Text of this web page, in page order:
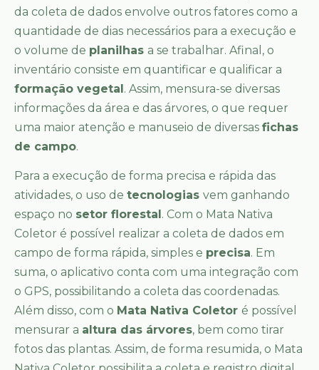
da coleta de dados envolve outros fatores como a
quantidade de dias necessários para a execução e
o volume de planilhas a se trabalhar. Afinal, o
inventário consiste em quantificar e qualificar a
formação vegetal. Assim, mensura-se diversas
informações da área e das árvores, o que requer
uma maior atenção e manuseio de diversas fichas
de campo.
Para a execução de forma precisa e rápida das
atividades, o uso de tecnologias vem ganhando
espaço no setor florestal. Com o Mata Nativa
Coletor é possível realizar a coleta de dados em
campo de forma rápida, simples e precisa. Em
suma, o aplicativo conta com uma integração com
o GPS, possibilitando a coleta das coordenadas.
Além disso, com o Mata Nativa Coletor é possível
mensurar a altura das árvores, bem como tirar
fotos das plantas. Assim, de forma resumida, o Mata